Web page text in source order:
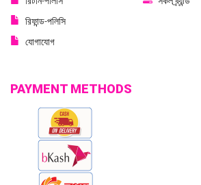
রিফান্ড-পলিসি
যোগাযোগ
PAYMENT METHODS